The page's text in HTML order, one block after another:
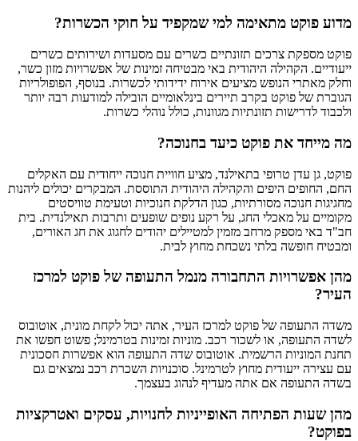
מדוע פוקט מתאימה למי שמקפיד על חוקי הכשרות?
פוקט מספקת צרכים תזונתיים כשרים עם מסעדות ושירותים כשרים
ייעודיים. הקהילה היהודית באי מבטיחה זמינות של אפשרויות מזון כשר,
וחלק מאתרי הנופש מציעים אירוח ידידותי לכשרות. בנוסף, הפופולריות
הגוברת של פוקט בקרב תיירים בינלאומיים הובילה למודעות רבה יותר
ולכבוד לדרישות תזונתיות מגוונות, כולל נוהלי כשרות.
מה מייחד את פוקט כיעד בחנוכה?
פוקט, גן עדן טרופי בתאילנד, מציע חוויית חנוכה ייחודית עם האקלים
החם, החופים היפים והקהילה היהודית התוססת. המבקרים יכולים ליהנות
מחגיגות חנוכה מסורתיות, כגון הדלקת חנוכיות וטעימת טוויסטים
מקומיים על מאכלי החג, על רקע נופים שופעים ותרבות תאילנדית. בית
חב"ד באי מספק מרחב מזמין למטיילים יהודים לחגוג את חג האורים,
ומבטיח חופשה בלתי נשכחת מחוץ לבית.
מהן אפשרויות התחבורה מנמל התעופה של פוקט למרכז
העיר?
משדה התעופה של פוקט למרכז העיר, אתה יכול לקחת מונית, אוטובוס
לשדה התעופה, או לשכור רכב. מוניות זמינות בטרמינל; פשוט חפשו את
תחנת המוניות הרשמית. אוטובוס שדה התעופה הוא אפשרות חסכונית
עם עצירה ייעודית מחוץ לטרמינל. סוכנויות השכרת רכב נמצאים גם
בשדה התעופה אם אתה מעדיף לנהוג בעצמך.
מהן שעות הפתיחה האופייניות לחנויות, עסקים ואטרקציות
בפוקט?